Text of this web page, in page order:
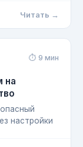
Читать →
⏱ 9 мин
на
настройки